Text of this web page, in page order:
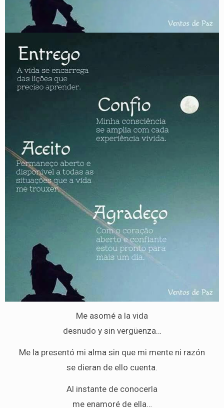
Me asomé a la vida
desnudo y sin vergüenza…
Me la presentó mi alma sin que mi mente ni razón
se dieran de ello cuenta.
Al instante de conocerla
me enamoré de ella…